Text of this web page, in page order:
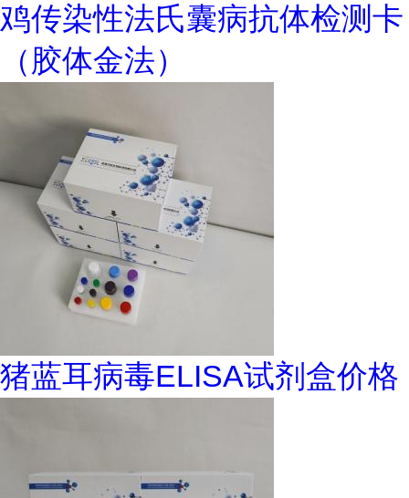
鸡传染性法氏囊病抗体检测卡
（胶体金法）
猪蓝耳病毒ELISA试剂盒价格